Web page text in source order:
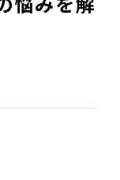
悩みを解